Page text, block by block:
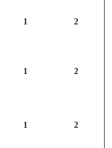
1 2
1 2
1 2